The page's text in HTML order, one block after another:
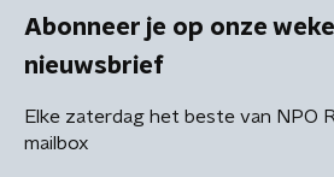
Abonneer je op onze
nieuwsbrief
Elke zaterdag het beste van NPO
mailbox